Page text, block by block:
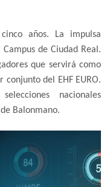
años. La impulsa
de Ciudad Real.
que servirá como
del EHF EURO.
nacionales
Balonmano.